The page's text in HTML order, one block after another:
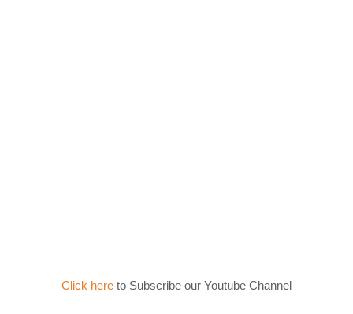
Click here to Subscribe our Youtube Channel